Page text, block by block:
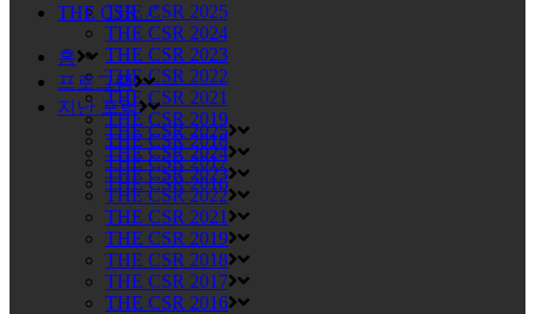
THE CSR 2025
THE CSR 2024
THE CSR 2023
THE CSR 2022
THE CSR 2021
THE CSR 2019
THE CSR 2018
THE CSR 2017
THE CSR 2016
THE CSR ↗
홈
프로그램
지난 포럼
THE CSR 2025
THE CSR 2024
THE CSR 2023
THE CSR 2022
THE CSR 2021
THE CSR 2019
THE CSR 2018
THE CSR 2017
THE CSR 2016